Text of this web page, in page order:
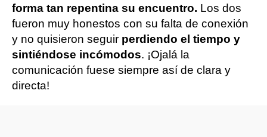
forma tan repentina su encuentro. Los dos
fueron muy honestos con su falta de conexión
y no quisieron seguir perdiendo el tiempo y
sintiéndose incómodos. ¡Ojalá la
comunicación fuese siempre así de clara y
directa!